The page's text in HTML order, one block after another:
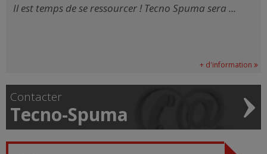
Il est temps de se ressourcer ! Tecno Spuma sera ...
+ d'information
Contacter
Tecno-Spuma